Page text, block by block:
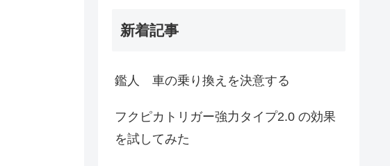
新着記事
鑑人 車の乗り換えを決意する
フクピカトリガー強力タイプ2.0 の効果
を試してみた